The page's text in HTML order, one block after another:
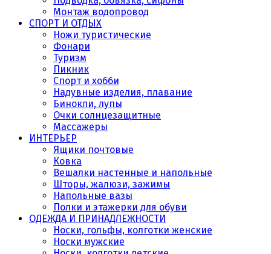
Монтаж водопровод
СПОРТ И ОТДЫХ
Ножи туристические
Фонари
Туризм
Пикник
Спорт и хобби
Надувные изделия, плавание
Бинокли, лупы
Очки солнцезащитные
Массажеры
ИНТЕРЬЕР
Ящики почтовые
Ковка
Вешалки настенные и напольные
Шторы, жалюзи, зажимы
Напольные вазы
Полки и этажерки для обуви
ОДЕЖДА И ПРИНАДЛЕЖНОСТИ
Носки, гольфы, колготки женские
Носки мужские